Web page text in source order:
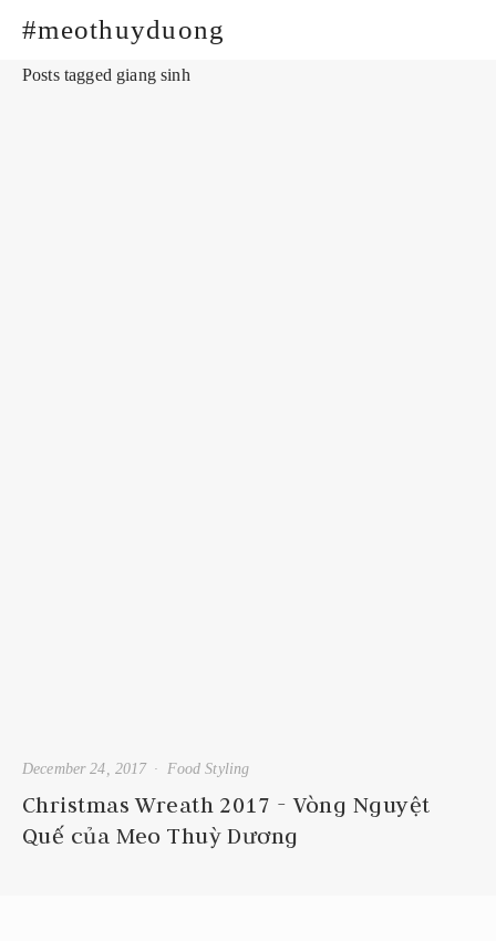
#meothuyduong
Posts tagged giang sinh
Christmas Wreath 2017 - Vòng Nguyệt
Quế của Meo Thuỳ Dương
Food Styling
December 24, 2017